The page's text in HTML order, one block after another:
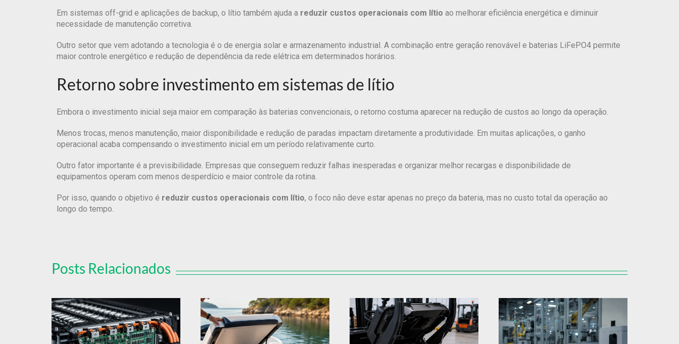
Em sistemas off-grid e aplicações de backup, o lítio também ajuda a reduzir custos operacionais com lítio ao melhorar eficiência energética e diminuir
necessidade de manutenção corretiva.
Outro setor que vem adotando a tecnologia é o de energia solar e armazenamento industrial. A combinação entre geração renovável e baterias LiFePO4 permite
maior controle energético e redução de dependência da rede elétrica em determinados horários.
Retorno sobre investimento em sistemas de lítio
Embora o investimento inicial seja maior em comparação às baterias convencionais, o retorno costuma aparecer na redução de custos ao longo da operação.
Menos trocas, menos manutenção, maior disponibilidade e redução de paradas impactam diretamente a produtividade. Em muitas aplicações, o ganho
operacional acaba compensando o investimento inicial em um período relativamente curto.
Outro fator importante é a previsibilidade. Empresas que conseguem reduzir falhas inesperadas e organizar melhor recargas e disponibilidade de
equipamentos operam com menos desperdício e maior controle da rotina.
Por isso, quando o objetivo é reduzir custos operacionais com lítio, o foco não deve estar apenas no preço da bateria, mas no custo total da operação ao
longo do tempo.
Posts Relacionados